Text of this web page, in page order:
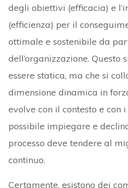
degli obiettivi (efficacia) e
(efficienza) per il
ottimale e sostenibile da
dell’organizzazione. Questo
essere statica, ma che si
dimensione dinamica in
evolve con il contesto e con
possibile impiegare e
processo deve tendere al
continuo.
Certamente, esistono dei